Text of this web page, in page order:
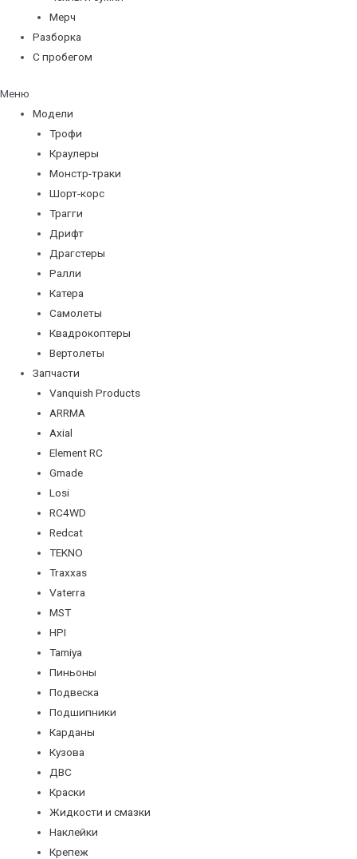
Мерч
Разборка
С пробегом
Меню
Модели
Трофи
Краулеры
Монстр-траки
Шорт-корс
Трагги
Дрифт
Драгстеры
Ралли
Катера
Самолеты
Квадрокоптеры
Вертолеты
Запчасти
Vanquish Products
ARRMA
Axial
Element RC
Gmade
Losi
RC4WD
Redcat
TEKNO
Traxxas
Vaterra
MST
HPI
Tamiya
Пиньоны
Подвеска
Подшипники
Карданы
Кузова
ДВС
Краски
Жидкости и смазки
Наклейки
Крепеж